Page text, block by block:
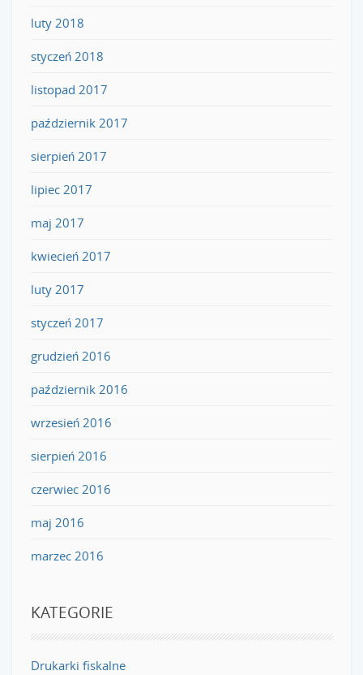
luty 2018
styczeń 2018
listopad 2017
październik 2017
sierpień 2017
lipiec 2017
maj 2017
kwiecień 2017
luty 2017
styczeń 2017
grudzień 2016
październik 2016
wrzesień 2016
sierpień 2016
czerwiec 2016
maj 2016
marzec 2016
KATEGORIE
Drukarki fiskalne